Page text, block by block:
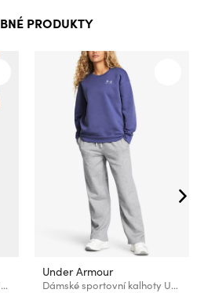
PRODUKTY
Dámské sportovní kalhoty Under Armour Sport Terry Trend Pant
Under Armour
Dámské sportovní kalhoty Under Armour UA Rival Flc Straight Pant